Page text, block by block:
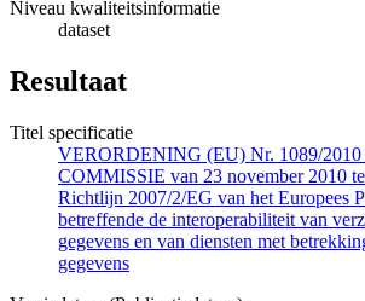
Niveau kwaliteitsinformatie
dataset
Resultaat
Titel specificatie
VERORDENING (EU) Nr. 1089/
COMMISSIE van 23 november 2010
Richtlijn 2007/2/EG van het Europees
betreffende de interoperabiliteit van
gegevens en van diensten met
gegevens